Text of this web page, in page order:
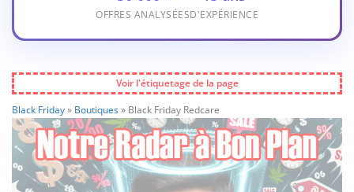
OFFRES ANALYSÉESD'EXPÉRIENCE
Voir l'étiquetage de la page
Black Friday» Boutiques» Black Friday Redcare